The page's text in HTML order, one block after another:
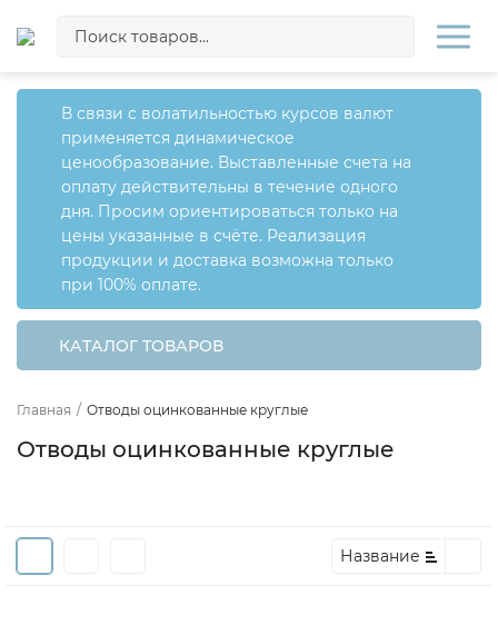
В связи с волатильностью курсов валют
применяется динамическое
ценообразование. Выставленные счета на
оплату действительны в течение одного
дня. Просим ориентироваться только на
цены указанные в счёте. Реализация
продукции и доставка возможна только
при 100% оплате.
КАТАЛОГ ТОВАРОВ
Главная / Отводы оцинкованные круглые
Отводы оцинкованные круглые
Название